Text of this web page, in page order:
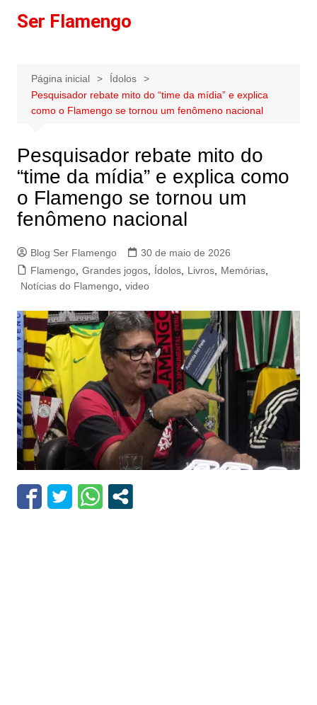
paraSer Flamengo
Página inicial
Ídolos
Pesquisador rebate mito do “time da mídia” e explica
como o Flamengo se tornou um fenômeno nacional
Pesquisador rebate mito do
“time da mídia” e explica como
o Flamengo se tornou um
fenômeno nacional
Blog Ser Flamengo
30 de maio de 2026
Flamengo, Grandes jogos, Ídolos, Livros, Memórias,
Notícias do Flamengo, video